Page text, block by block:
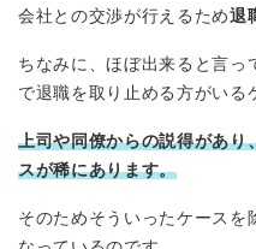
会社との交渉が行えるため退
ちなみに、ほぼ出来ると言っ
で退職を取り止める方がいる
上司や同僚からの説得があり
スが稀にあります。
そのためそういったケースを